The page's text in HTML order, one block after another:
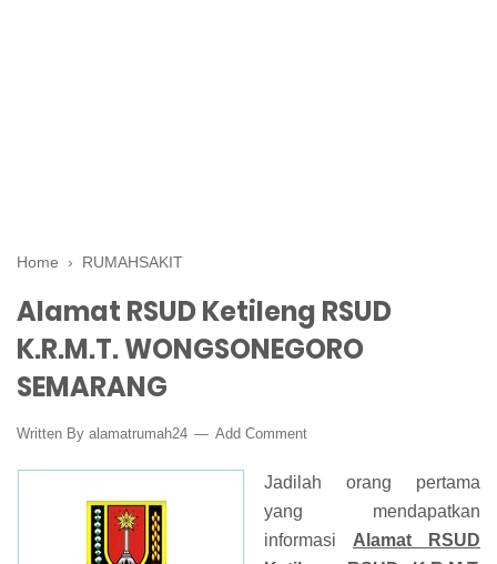
Home › RUMAHSAKIT
Alamat RSUD Ketileng RSUD
K.R.M.T. WONGSONEGORO
SEMARANG
Written By alamatrumah24 Add Comment
Jadilah orang pertama
yang mendapatkan
informasi Alamat RSUD